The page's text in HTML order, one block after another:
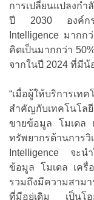
การเปลี่ยนแปลงก
ปี 2030 องค์กรเ
Intelligence มาก
คิดเป็นมากกว่า
จากในปี 2024 ที่มีน้
“เมื่อผู้ให้บริการเท
สำคัญกับเทคโนโล
ขายข้อมูล โมเดล
ทรัพยากรด้านกา
Intelligence จะน
ข้อมูล โมเดล เครื่
รวมถึงมีความสาม
ที่มีอยู่เดิม เป็นโอ